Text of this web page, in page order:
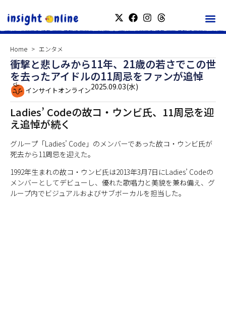
Home エンタメ
衝撃と悲しみから11年、21歳の若さでこの世
を去ったアイドルの11周忌をファンが追悼
インサイトオンライン2025.09.03(水)
Ladies’ Codeの故コ・ウンビ氏、11周忌を迎
え追悼が続く
グループ「Ladies’ Code」のメンバーであった故コ・ウンビ氏が
死去から11周忌を迎えた。
1992年生まれの故コ・ウンビ氏は2013年3月7日にLadies’ Codeの
メンバーとしてデビューし、優れた歌唱力と美貌を兼ね備え、グ
ループ内でビジュアルおよびサブボーカルを担当した。